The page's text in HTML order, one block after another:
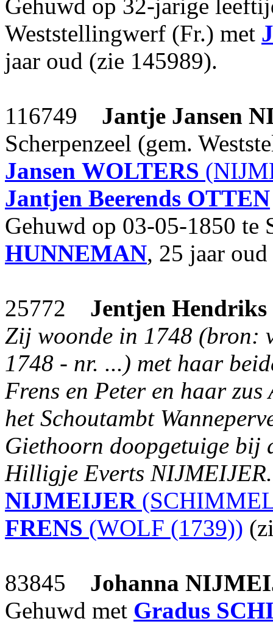
Gehuwd op 32-jarige
Weststellingwerf (Fr.) met
jaar oud (zie 145989).
116749 Jantje Jansen
Scherpenzeel (gem.
Jansen WOLTERS
Jantjen Beerends OTTEN
Gehuwd op 03-05-1850
HUNNEMAN, 25 jaar
25772 Jentjen Hendriks
Zij woonde in 1748 (bron:
1748 - nr. ...) met haar
Frens en Peter en haar
het Schoutambt
Giethoorn doopgetuige bij
Hilligje Everts NIJMEIJER.
NIJMEIJER
FRENS (WOLF (1739))
83845 Johanna
Gehuwd met Gradus